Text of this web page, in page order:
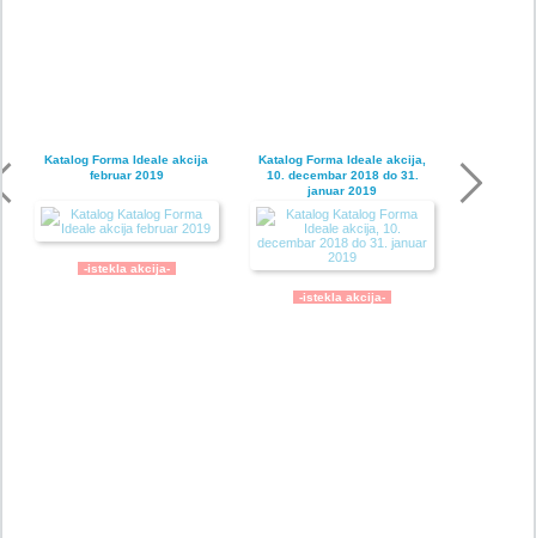
Katalog Forma Ideale akcija
februar 2019
-istekla akcija-
Katalog Forma Ideale akcija,
10. decembar 2018 do 31.
januar 2019
-istekla akcija-